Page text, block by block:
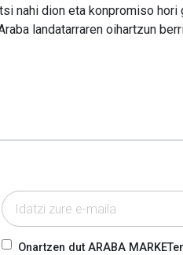
nahi dion eta konpromiso
landatarraren oihartzun
Onartzen dut ARABA